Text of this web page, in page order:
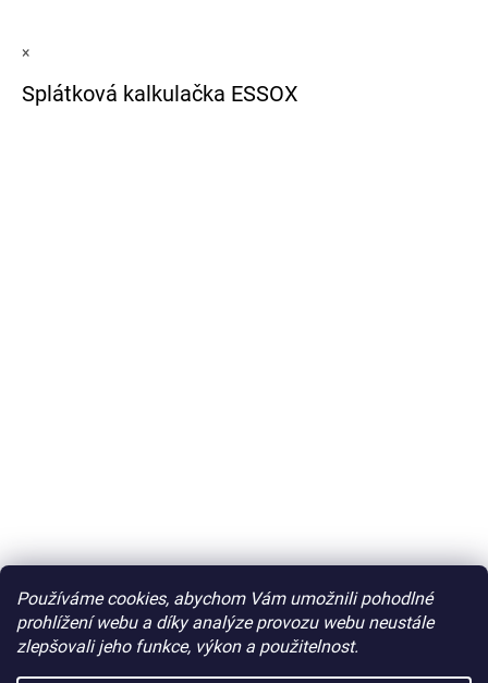
Používáme cookies, abychom Vám umožnili pohodlné
prohlížení webu a díky analýze provozu webu neustále
zlepšovali jeho funkce, výkon a použitelnost.
×
Splátková kalkulačka ESSOX